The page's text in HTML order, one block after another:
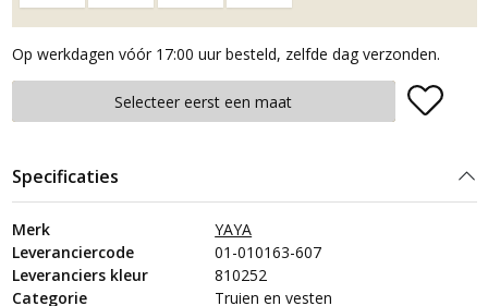
Op werkdagen vóór 17:00 uur besteld, zelfde dag verzonden.
Plaats in winkelmand
Selecteer eerst een maat
Specificaties
Merk
YAYA
Leveranciercode
01-010163-607
Leveranciers kleur
810252
Categorie
Truien en vesten